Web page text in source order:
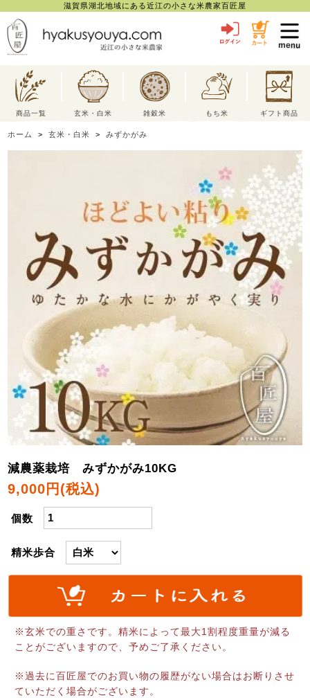
滋賀県湖北地域にある近江の小さな米農家百匠屋
商品一覧 玄米・白米 雑穀米 もち米 ギフト商品
ホーム >玄米・白米 >みずかがみ
減農薬栽培 みずかがみ10KG
9,000円(税込)
個数
精米歩合
※玄米での重さです。精米によって最大1割程度重量が減る
ことがございますので、予めご了承ください。
※過去に百匠屋でのお買い物の履歴がない場合はお断りさせ
ていただく場合がございます。